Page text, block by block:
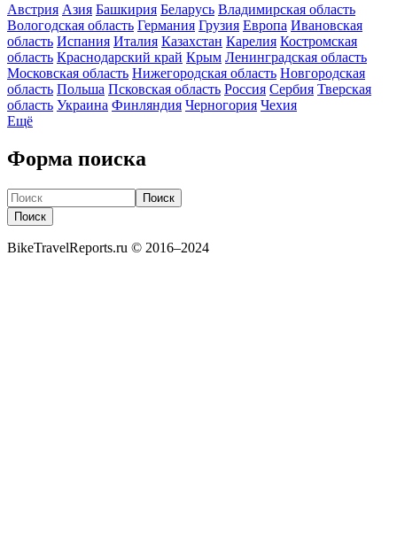
Австрия Азия Башкирия Беларусь Владимирская область
Вологодская область Германия Грузия Европа Ивановская
область Испания Италия Казахстан Карелия Костромская
область Краснодарский край Крым Ленинградская область
Московская область Нижегородская область Новгородская
область Польша Псковская область Россия Сербия Тверская
область Украина Финляндия Черногория Чехия
Ещё
Форма поиска
Поиск
Поиск
BikeTravelReports.ru © 2016–2024